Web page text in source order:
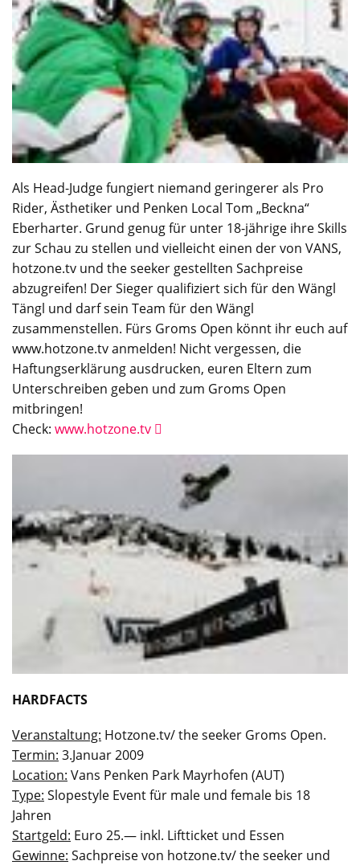
Als Head-Judge fungiert niemand geringerer als Pro
Rider, Ästhetiker und Penken Local Tom „Beckna“
Eberharter. Grund genug für unter 18-jährige ihre Skills
zur Schau zu stellen und vielleicht einen der von VANS,
hotzone.tv und the seeker gestellten Sachpreise
abzugreifen! Der Sieger qualifiziert sich für den Wängl
Tängl und darf sein Team für den Wängl
zusammenstellen. Fürs Groms Open könnt ihr euch auf
www.hotzone.tv anmelden! Nicht vergessen, die
Haftungserklärung ausdrucken, euren Eltern zum
Unterschreiben geben und zum Groms Open
mitbringen!
Check: www.hotzone.tv
HARDFACTS
Veranstaltung: Hotzone.tv/ the seeker Groms Open.
Termin: 3.Januar 2009
Location: Vans Penken Park Mayrhofen (AUT)
Type: Slopestyle Event für male und female bis 18
Jahren
Startgeld: Euro 25.— inkl. Liftticket und Essen
Gewinne: Sachpreise von hotzone.tv/ the seeker und